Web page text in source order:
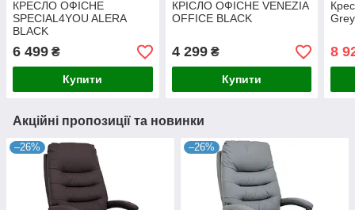
КРЕСЛО ОФІСНЕ
SPECIAL4YOU ALERA
BLACK
6 499 ₴
Купити
КРІСЛО ОФІСНЕ VENEZIA
OFFICE BLACK
4 299₴
Купити
8
Акційні пропозиції та новинки
–26% –26%